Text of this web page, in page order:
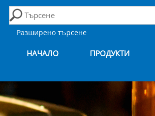
Разширено търсене
НАЧАЛО ПРОДУКТИ